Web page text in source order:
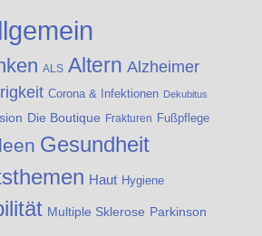
ALS Altern Alzheimer
Corona & Infektionen Dekubitus
Die Boutique Frakturen Fußpflege
Gesundheit
Haut Hygiene
Multiple Sklerose Parkinson